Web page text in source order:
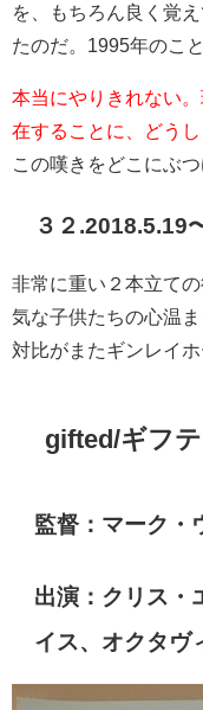
を、もちろん良く覚
たのだ。1995年のこ
本当にやりきれない
在することに、どう
この嘆きをどこにぶ
３２.2018.5.19
非常に重い２本立て
気な子供たちの心温
対比がまたギンレイホ
gifted/ギフ
監督：マーク・
出演：クリス・
イス、オクタヴ